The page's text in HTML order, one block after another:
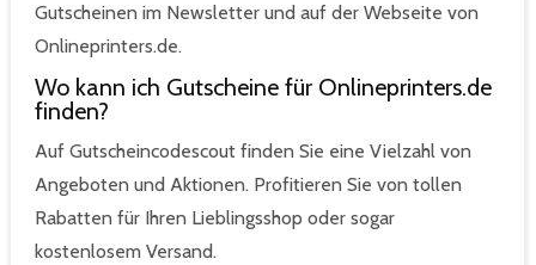
Gutscheinen im Newsletter und auf der Webseite von
Onlineprinters.de.
Wo kann ich Gutscheine für Onlineprinters.de
finden?
Auf Gutscheincodescout finden Sie eine Vielzahl von
Angeboten und Aktionen. Profitieren Sie von tollen
Rabatten für Ihren Lieblingsshop oder sogar
kostenlosem Versand.